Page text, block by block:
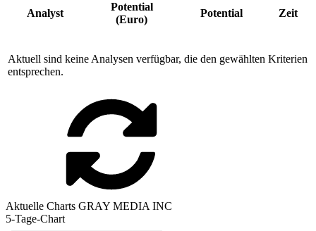
Analyst
Potential
(Euro)
Potential Zeit
Aktuell sind keine Analysen verfügbar, die den gewählten Kriterien
entsprechen.
Aktuelle Charts GRAY MEDIA INC
5-Tage-Chart